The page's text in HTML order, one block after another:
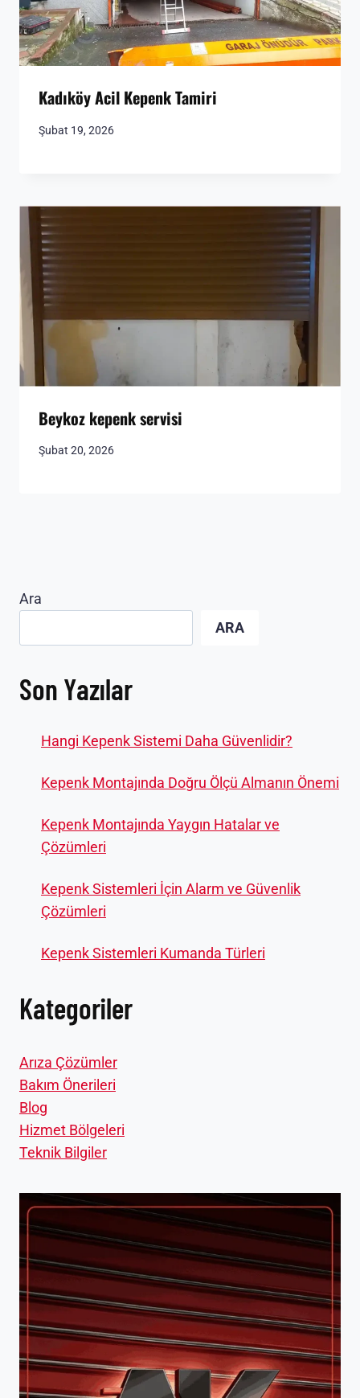
Kadıköy Acil Kepenk Tamiri
Şubat 19, 2026
Beykoz kepenk servisi
Şubat 20, 2026
Ara
ARA
Son Yazılar
Hangi Kepenk Sistemi Daha Güvenlidir?
Kepenk Montajında Doğru Ölçü Almanın Önemi
Kepenk Montajında Yaygın Hatalar ve
Çözümleri
Kepenk Sistemleri İçin Alarm ve Güvenlik
Çözümleri
Kepenk Sistemleri Kumanda Türleri
Kategoriler
Arıza Çözümler
Bakım Önerileri
Blog
Hizmet Bölgeleri
Teknik Bilgiler